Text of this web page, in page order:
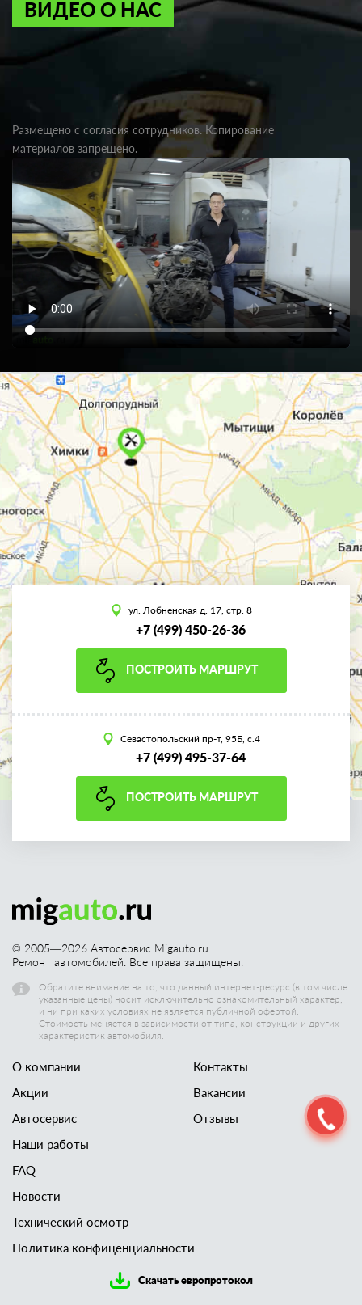
ВИДЕО О НАС
Размещено с согласия сотрудников. Копирование
материалов запрещено.
ул. Лобненская д. 17, стр. 8
+7 (499) 450-26-36
ПОСТРОИТЬ МАРШРУТ
Севастопольский пр-т, 95Б, с.4
+7 (499) 495-37-64
ПОСТРОИТЬ МАРШРУТ
© 2005—2026 Автосервис Migauto.ru
Ремонт автомобилей. Все права защищены.
Обратите внимание на то, что данный интернет-ресурс (в том числе
указанные цены) носит исключительно ознакомительный характер,
и ни при каких условиях не является публичной офертой.
Стоимость меняется в зависимости от типа, конструкции и других
характеристик автомобиля.
О компании
Акции
Автосервис
Наши работы
Контакты
Вакансии
Отзывы
FAQ
Новости
Технический осмотр
Политика конфиценциальности
Скачать европротокол